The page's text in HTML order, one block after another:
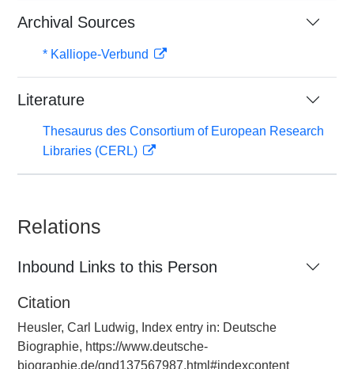
Archival Sources
* Kalliope-Verbund
Literature
Thesaurus des Consortium of European Research
Libraries (CERL)
Relations
Inbound Links to this Person
Citation
Heusler, Carl Ludwig, Index entry in: Deutsche
Biographie, https://www.deutsche-
biographie.de/gnd137567987.html#indexcontent